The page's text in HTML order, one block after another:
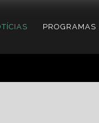
PROGRAMAS